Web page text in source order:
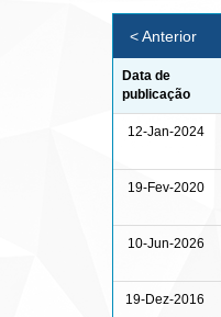
< Anterior
Data de
publicação
12-Jan-2024
19-Fev-2020
10-Jun-2026
19-Dez-2016